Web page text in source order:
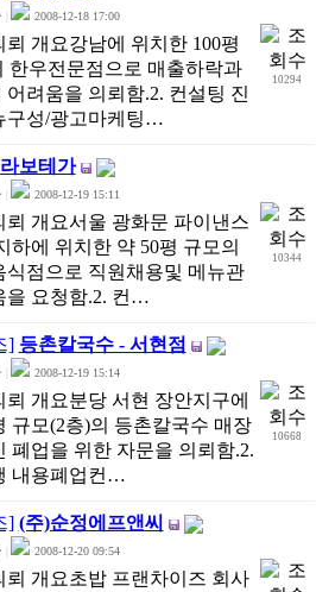
2008-12-18 17:00
뢰 개요강남에 위치한 100평
한우전문점으로 매출하락과
어려움을 의뢰함.2. 컨설팅 진
구성/광고마케팅…
10294
라보테가
2008-12-19 15:11
뢰 개요서울 광화문 파이낸스
하에 위치한 약 50평 규모의
식점으로 직원채용및 메뉴관
을 요청함.2. 컨…
10344
] 등촌칼국수 - 서현점
2008-12-19 15:14
뢰 개요분당 서현 장안지구에
규모(2층)의 등촌칼국수 매장
폐업을 위한 자문을 의뢰함.2.
내용폐업컨…
10668
] (주)순정에프앤씨
2008-12-20 09:54
뢰 개요초밥 프랜차이즈 회사